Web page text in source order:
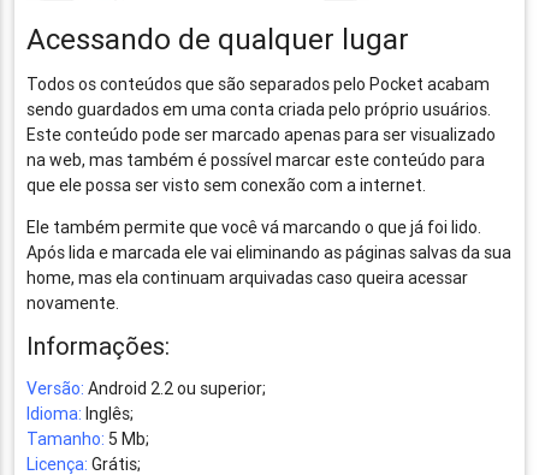
Acessando de qualquer lugar
Todos os conteúdos que são separados pelo Pocket acabam
sendo guardados em uma conta criada pelo próprio usuários.
Este conteúdo pode ser marcado apenas para ser visualizado
na web, mas também é possível marcar este conteúdo para
que ele possa ser visto sem conexão com a internet.
Ele também permite que você vá marcando o que já foi lido.
Após lida e marcada ele vai eliminando as páginas salvas da sua
home, mas ela continuam arquivadas caso queira acessar
novamente.
Informações:
Versão: Android 2.2 ou superior;
Idioma: Inglês;
Tamanho: 5 Mb;
Licença: Grátis;